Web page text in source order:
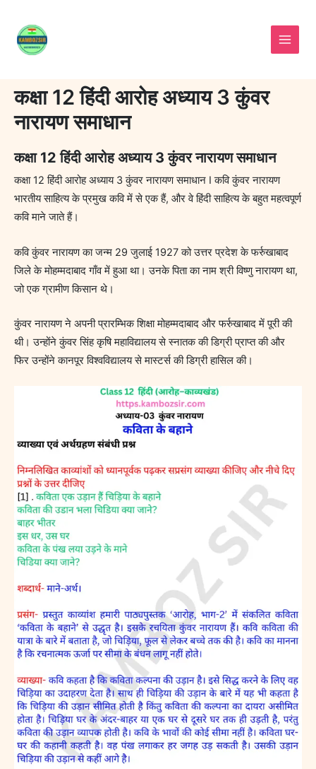
content
कक्षा 12 हिंदी आरोह अध्याय 3 कुंवर
नारायण समाधान
कक्षा 12 हिंदी आरोह अध्याय 3 कुंवर नारायण समाधान
कक्षा 12 हिंदी आरोह अध्याय 3 कुंवर नारायण समाधान I कवि कुंवर नारायण
भारतीय साहित्य के प्रमुख कवि में से एक हैं, और वे हिंदी साहित्य के बहुत महत्वपूर्ण
कवि माने जाते हैं।
कवि कुंवर नारायण का जन्म 29 जुलाई 1927 को उत्तर प्रदेश के फर्रुखाबाद
जिले के मोहम्मदाबाद गाँव में हुआ था। उनके पिता का नाम श्री विष्णु नारायण था,
जो एक ग्रामीण किसान थे।
कुंवर नारायण ने अपनी प्रारम्भिक शिक्षा मोहम्मदाबाद और फर्रुखाबाद में पूरी की
थी। उन्होंने कुंवर सिंह कृषि महाविद्यालय से स्नातक की डिग्री प्राप्त की और
फिर उन्होंने कानपूर विश्वविद्यालय से मास्टर्स की डिग्री हासिल की।